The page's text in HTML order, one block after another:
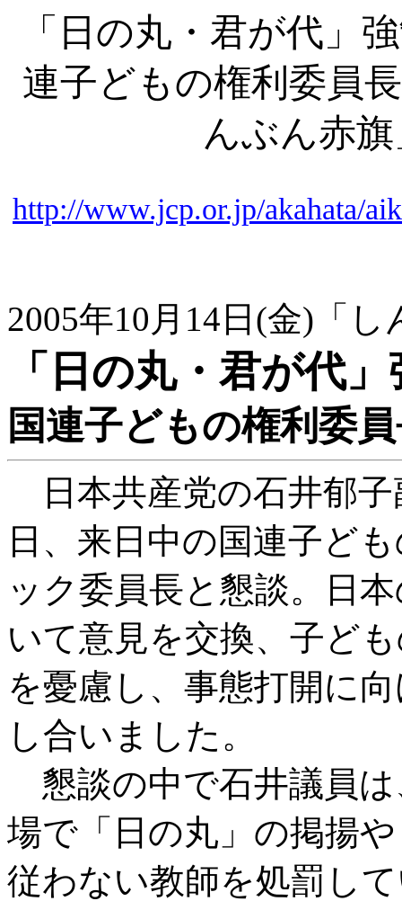
「日の丸・君が代
連子どもの権利委員
んぶん赤
http://www.jcp.or.jp/akahata/
2005年10月14日(金)「
「日の丸・君が代
国連子どもの権利委
日本共産党の石井郁子
日、来日中の国連子ど
ック委員長と懇談。日
いて意見を交換、子ど
を憂慮し、事態打開に
し合いました。
懇談の中で石井議員は
場で「日の丸」の掲揚
従わない教師を処罰し